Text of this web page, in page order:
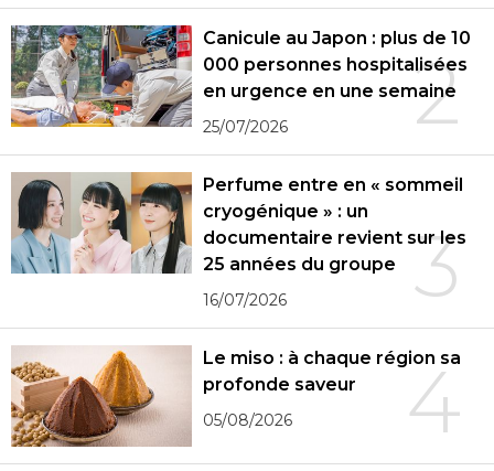
2
Canicule au Japon : plus de 10
000 personnes hospitalisées
en urgence en une semaine
25/07/2026
3
Perfume entre en « sommeil
cryogénique » : un
documentaire revient sur les
25 années du groupe
16/07/2026
4
Le miso : à chaque région sa
profonde saveur
05/08/2026